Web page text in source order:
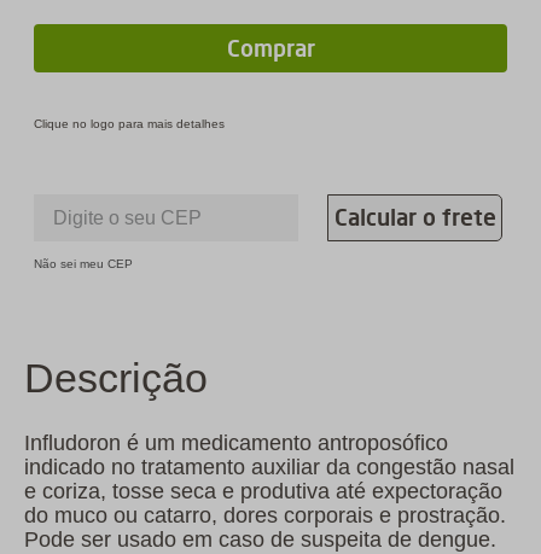
Comprar
Clique no logo para mais detalhes
Não sei meu CEP
Calcular o frete
Descrição
Infludoron é um medicamento antroposófico
indicado no tratamento auxiliar da congestão nasal
e coriza, tosse seca e produtiva até expectoração
do muco ou catarro, dores corporais e prostração.
Pode ser usado em caso de suspeita de dengue.